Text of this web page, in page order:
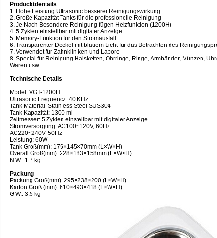
Producktdentails
1. Hohe Leistung Ultrasonic besserer Reinigungswirkung
2. Große Kapazität Tanks für die professionelle Reinigung
3. Je Nach Besondere Reinigung fügen Heizfunktion (1200H)
4. 5 Zyklen einstellbar mit digitaler Anzeige
5. Memory-Funktion für den Stromausfall
6. Transparenter Deckel mit blauem Licht für das Betrachten des
7. Verwendet für Zahnkliniken und Labore
8. Special für Reinigung Halsketten, Ohrringe, Ringe, Armbänder, Münzen,
Waren usw.
Technische Details
Model: VGT-1200H
Ultrasonic Frequencz: 40 KHz
Tank Material: Stainless Steel SUS304
Tank Kapazität: 1300 ml
Zeitmesser: 5 Zyklen einstellbar mit digitaler Anzeige
Stromversorgung: AC100~120V, 60Hz
AC220~240V, 50Hz
Leistung: 60W
Tank Groß(mm): 175×145×70mm (L×W×H)
Overall Groß(mm): 228×183×158mm (L×W×H)
N.W.: 1.7 kg
Packung
Packung Groß(mm): 295×238×200 (L×W×H)
Karton Groß (mm): 610×493×418 (L×W×H)
G.W.: 3.5 kg